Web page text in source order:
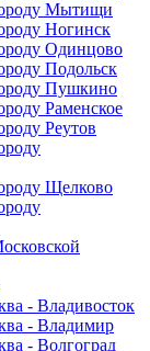
Мытищи
Ногинск
Одинцово
Подольск
Пушкино
Раменское
Реутов
Щелково
- Владивосток
- Владимир
- Волгоград